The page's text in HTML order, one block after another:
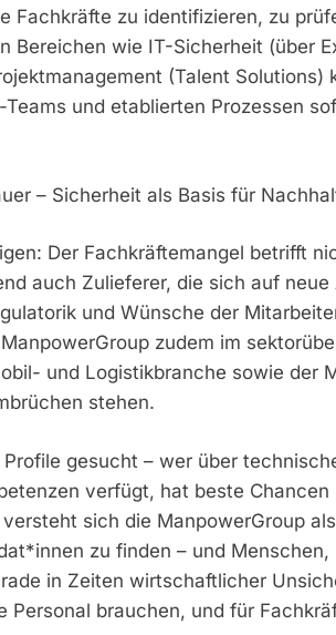
Fachkräfte zu identifizieren, zu
Bereichen wie IT-Sicherheit (über
(Talent Solutions)
und etablierten Prozessen
– Sicherheit als Basis für
Der Fachkräftemangel betrifft
auch Zulieferer, die sich auf
und Wünsche der
zudem im
und Logistikbranche sowie der
stehen.
gesucht – wer über
verfügt, hat beste
sich die ManpowerGroup
zu finden – und
in Zeiten wirtschaftlicher
Personal brauchen, und für